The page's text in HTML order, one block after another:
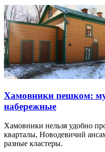
Хамовники пешком:
набережные
Хамовники нельзя удобно
кварталы, Новодевичий
разные кластеры.